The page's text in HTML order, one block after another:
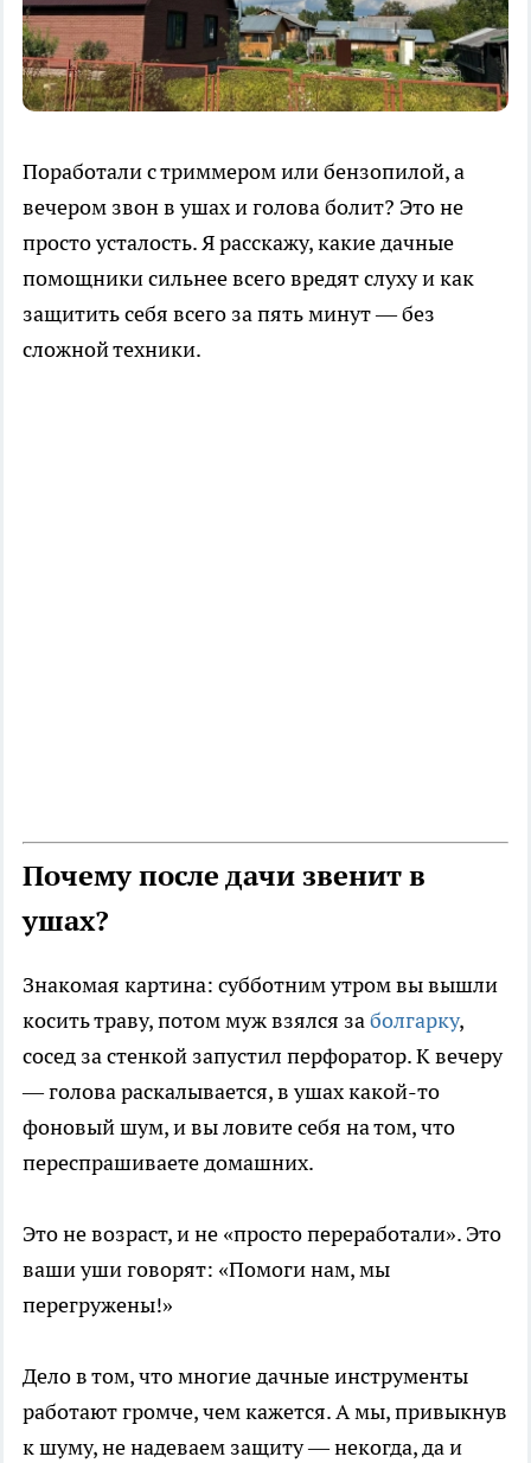
Поработали с триммером или бензопилой, а
вечером звон в ушах и голова болит? Это не
просто усталость. Я расскажу, какие дачные
помощники сильнее всего вредят слуху и как
защитить себя всего за пять минут — без
сложной техники.
Почему после дачи звенит в
ушах?
Знакомая картина: субботним утром вы вышли
косить траву, потом муж взялся заболгарку,
сосед за стенкой запустил перфоратор. К вечеру
— голова раскалывается, в ушах какой-то
фоновый шум, и вы ловите себя на том, что
переспрашиваете домашних.
Это не возраст, и не «просто переработали». Это
ваши уши говорят: «Помоги нам, мы
перегружены!»
Дело в том, что многие дачные инструменты
работают громче, чем кажется. А мы, привыкнув
к шуму, не надеваем защиту — некогда, да и